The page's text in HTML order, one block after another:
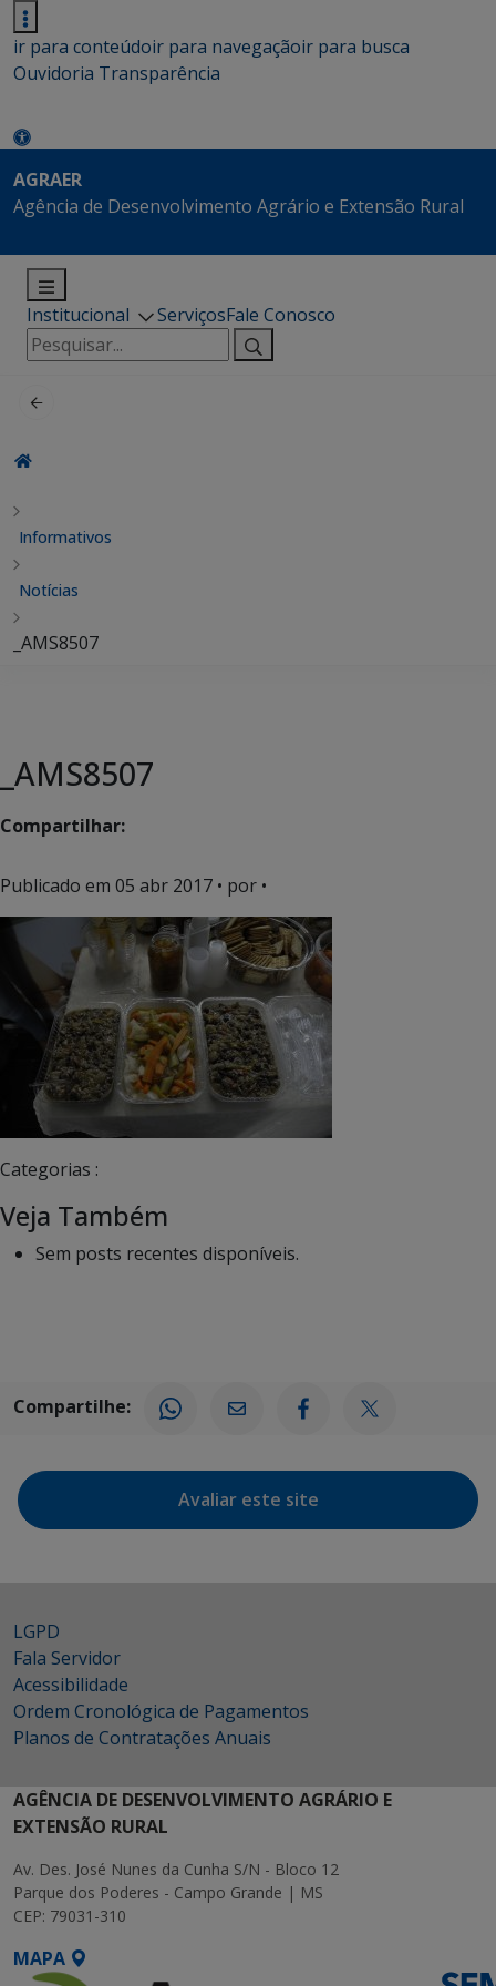
ir para conteúdoir para navegaçãoir para busca
Ouvidoria Transparência
AGRAER
Agência de Desenvolvimento Agrário e Extensão Rural
Institucional ServiçosFale Conosco
Pesquisar
por:
Informativos
Notícias
_AMS8507
_AMS8507
Compartilhar:
Publicado em 05 abr 2017 • por •
Categorias :
Veja Também
Sem posts recentes disponíveis.
Compartilhe:
Avaliar este site
LGPD
Fala Servidor
Acessibilidade
Ordem Cronológica de Pagamentos
Planos de Contratações Anuais
AGÊNCIA DE DESENVOLVIMENTO AGRÁRIO E
EXTENSÃO RURAL
Av. Des. José Nunes da Cunha S/N - Bloco 12
Parque dos Poderes - Campo Grande | MS
CEP: 79031-310
MAPA